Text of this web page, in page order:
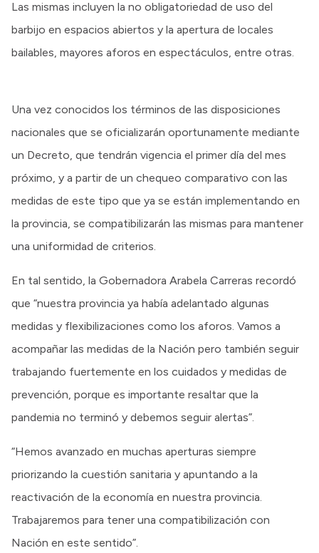
Las mismas incluyen la no obligatoriedad de uso del
barbijo en espacios abiertos y la apertura de locales
bailables, mayores aforos en espectáculos, entre otras.
Una vez conocidos los términos de las disposiciones
nacionales que se oficializarán oportunamente mediante
un Decreto, que tendrán vigencia el primer día del mes
próximo, y a partir de un chequeo comparativo con las
medidas de este tipo que ya se están implementando en
la provincia, se compatibilizarán las mismas para mantener
una uniformidad de criterios.
En tal sentido, la Gobernadora Arabela Carreras recordó
que “nuestra provincia ya había adelantado algunas
medidas y flexibilizaciones como los aforos. Vamos a
acompañar las medidas de la Nación pero también seguir
trabajando fuertemente en los cuidados y medidas de
prevención, porque es importante resaltar que la
pandemia no terminó y debemos seguir alertas”.
“Hemos avanzado en muchas aperturas siempre
priorizando la cuestión sanitaria y apuntando a la
reactivación de la economía en nuestra provincia.
Trabajaremos para tener una compatibilización con
Nación en este sentido”.